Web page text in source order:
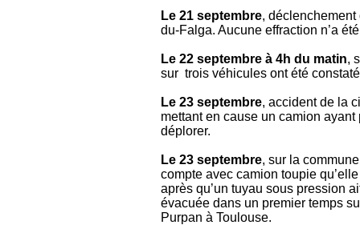
Le 21 septembre, déclenchement
du-Falga. Aucune effraction n’a
Le 22 septembre à 4h du matin,
sur trois véhicules ont été
Le 23 septembre, accident de la
mettant en cause un camion
déplorer.
Le 23 septembre, sur la
compte avec camion toupie
après qu’un tuyau sous pression
évacuée dans un premier temps
Purpan à Toulouse.